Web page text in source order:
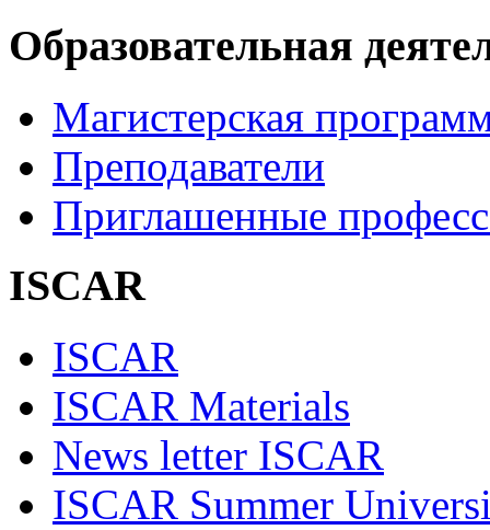
Образовательная
Магистерская
Преподаватели
Приглашенные
ISCAR
ISCAR
ISCAR Materials
News letter ISCAR
ISCAR Summer